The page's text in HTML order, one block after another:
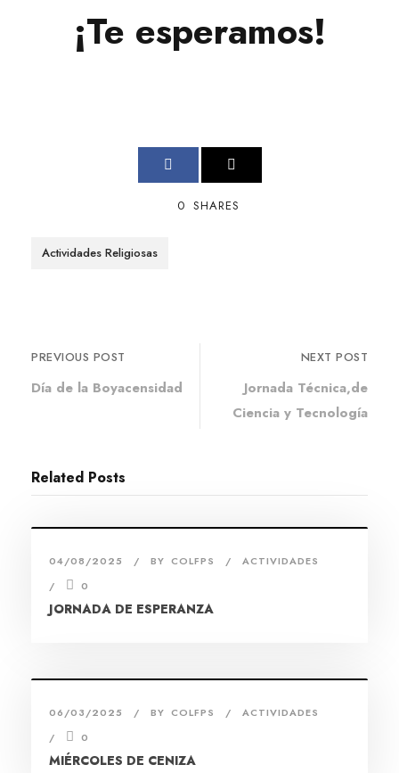
¡Te esperamos!
0 SHARES
Actividades Religiosas
PREVIOUS POST
Día de la Boyacensidad
NEXT POST
Jornada Técnica,de
Ciencia y Tecnología
Related Posts
04/08/2025 BY COLFPS
ACTIVIDADES
0
JORNADA DE ESPERANZA
06/03/2025 BY COLFPS
ACTIVIDADES
0
MIÉRCOLES DE CENIZA